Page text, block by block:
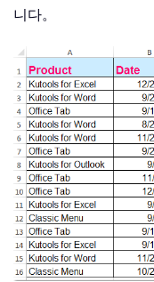
니다。